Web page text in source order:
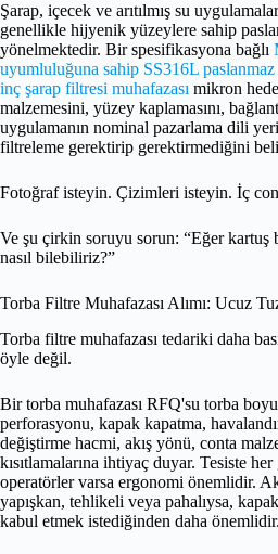
Şarap, içecek ve arıtılmış su
genellikle hijyenik yüzeylere sahip
yönelmektedir. Bir spesifikasyona bağlı
uyumluluğuna sahip SS316L
inç şarap filtresi muhafazası mikron
malzemesini, yüzey kaplamasını,
uygulamanın nominal pazarlama dili
filtreleme gerektirip gerektirmediğini
Fotoğraf isteyin. Çizimleri isteyin. İç
Ve şu çirkin soruyu sorun: “Eğer kartuş
nasıl bilebiliriz?”
Torba Filtre Muhafazası Alımı: Ucuz
Torba filtre muhafazası tedariki daha
öyle değil.
Bir torba muhafazası RFQ'su torba
perforasyonu, kapak kapatma,
değiştirme hacmi, akış yönü, conta
kısıtlamalarına ihtiyaç duyar. Tesiste
operatörler varsa ergonomi önemlidir.
yapışkan, tehlikeli veya pahalıysa, kapak
kabul etmek istediğinden daha önemlidir.